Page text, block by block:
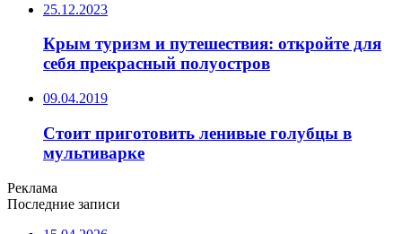
25.12.2023
Крым туризм и путешествия: откройте для
себя прекрасный полуостров
09.04.2019
Стоит приготовить ленивые голубцы в
мультиварке
Реклама
Последние записи